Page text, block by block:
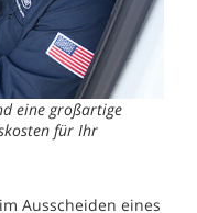
eine großartige
für Ihr
Ausscheiden eines